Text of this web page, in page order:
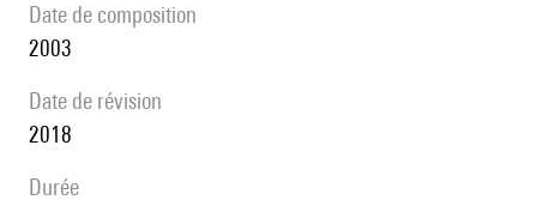
date de composition
2003
date de révision
2018
durée